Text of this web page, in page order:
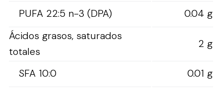
PUFA 22:5 n-3 (DPA)
0.04 g
Ácidos grasos, saturados
totales
2 g
SFA 10:0
0.01 g